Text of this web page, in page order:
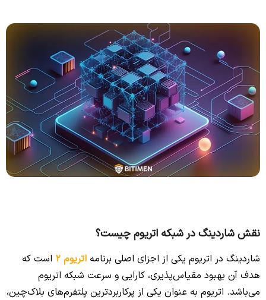
نقش شاردینگ در شبکه اتریوم چیست؟
شاردینگ در اتریوم یکی از اجزای اصلی برنامه اتریوم 2
است که
هدف آن بهبود مقیاس‌پذیری، کارایی و سرعت شبکه اتریوم
می‌باشد. اتریوم به عنوان یکی از پرکاربردترین پلتفرم‌های بلاک‌چین،